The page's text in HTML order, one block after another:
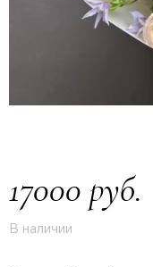
17000 руб.
В наличии